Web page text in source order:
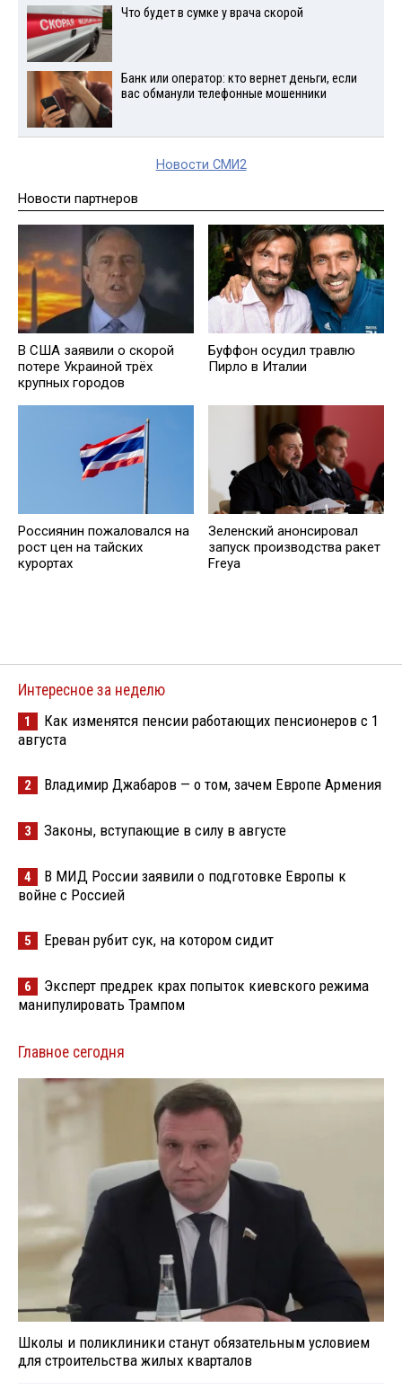
Что будет в сумке у врача скорой
Банк или оператор: кто вернет деньги, если
вас обманули телефонные мошенники
Новости СМИ2
Новости партнеров
В США заявили о скорой
потере Украиной трёх
крупных городов
Буффон осудил травлю
Пирло в Италии
Россиянин пожаловался на
рост цен на тайских
курортах
Зеленский анонсировал
запуск производства ракет
Freya
Интересное за неделю
1
Как изменятся пенсии работающих пенсионеров с 1
августа
2 Владимир Джабаров — о том, зачем Европе Армения
3 Законы, вступающие в силу в августе
4
В МИД России заявили о подготовке Европы к
войне с Россией
5 Ереван рубит сук, на котором сидит
6
Эксперт предрек крах попыток киевского режима
манипулировать Трампом
Главное сегодня
Школы и поликлиники станут обязательным условием
для строительства жилых кварталов